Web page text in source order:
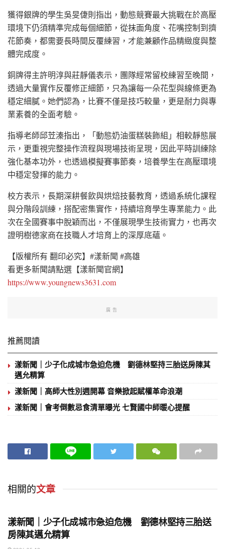
獲得銀牌的學生吳旻倢則指出，動態競賽最大挑戰在於高壓
環境下仍須精準完成每個細節，從抹面角度、花嘴控制到擠
花節奏，都需要長時間反覆練習，才能兼顧作品精緻度與整
體完成度。
銅牌得主許明淳與莊靜儀表示，團隊經常留校練習至晚間，
透過大量實作反覆修正細節，只為讓每一朵花型與線條更為
穩定細膩。她們認為，比賽不僅是技巧較量，更是耐力與專
業素養的全面考驗。
指導老師邱苙溱指出，「動態奶油蛋糕裝飾組」相較靜態展
示，更重視完整操作流程與現場技術呈現，因此平時訓練除
強化基本功外，也透過模擬賽事節奏，培養學生在高壓環境
中穩定發揮的能力。
校方表示，長期深耕餐飲與烘焙技藝教育，透過系統化課程
與分階段訓練，搭配密集實作，持續培育學生專業能力。此
次在全國賽事中脫穎而出，不僅展現學生技術實力，也再次
證明樹德家商在技職人才培育上的深厚底蘊。
【版權所有 翻印必究】#漾新聞 #高雄
看更多新聞請點選【漾新聞官網】
https://www.youngnews3631.com
廣告
推薦閱讀
漾新聞｜少子化成城市急迫危機 劉德林堅持三胎送房陳其
邁允精算
漾新聞｜高師大性別週開幕 音樂掀起賦權革命浪潮
漾新聞｜會考倒數忌食清單曝光 七賢國中師暖心提醒
相關的文章
漾新聞｜少子化成城市急迫危機 劉德林堅持三胎送
房陳其邁允精算